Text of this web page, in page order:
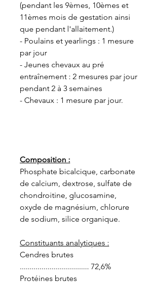
(pendant les 9èmes, 10èmes et
11èmes mois de gestation ainsi
que pendant l'allaitement.)
- Poulains et yearlings : 1 mesure
par jour
- Jeunes chevaux au pré
entraînement : 2 mesures par jour
pendant 2 à 3 semaines
- Chevaux : 1 mesure par jour.
Composition :
Phosphate bicalcique, carbonate
de calcium, dextrose, sulfate de
chondroitine, glucosamine,
oxyde de magnésium, chlorure
de sodium, silice organique.
Constituants analytiques :
Cendres brutes
................................... 72,6%
Protéines brutes